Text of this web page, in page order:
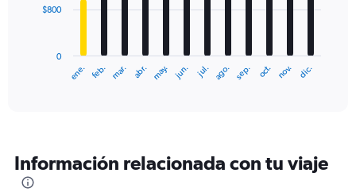
The
categories.
The
ene. feb. mar. abr. may. jun. jul. ago. sep. oct. nov. dic.
0
$800
Información relacionada con tu viaje